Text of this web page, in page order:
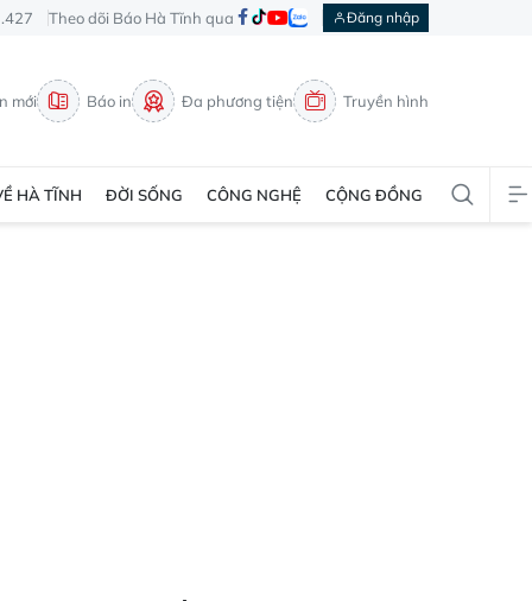
Theo dõi Báo Hà Tĩnh qua Đăng nhập
mới Báo in Đa phương tiện Truyền hình
HÀ TĨNH ĐỜI SỐNG CÔNG NGHỆ CỘNG ĐỒNG